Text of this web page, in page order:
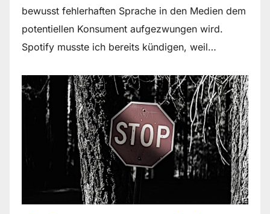
bewusst fehlerhaften Sprache in den Medien dem
potentiellen Konsument aufgezwungen wird.
Spotify musste ich bereits kündigen, weil…